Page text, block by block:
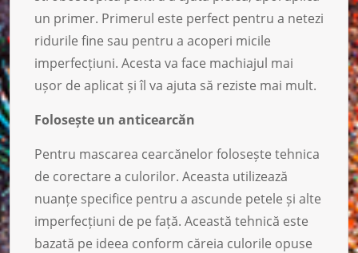
un primer. Primerul este perfect pentru a netezi
ridurile fine sau pentru a acoperi micile
imperfecțiuni. Acesta va face machiajul mai
ușor de aplicat și îl va ajuta să reziste mai mult.
Folosește un anticearcăn
Pentru mascarea cearcănelor folosește tehnica
de corectare a culorilor. Aceasta utilizează
nuanțe specifice pentru a ascunde petele și alte
imperfecțiuni de pe față. Această tehnică este
bazată pe ideea conform căreia culorile opuse